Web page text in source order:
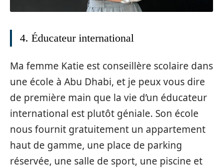
4. Éducateur international
Ma femme Katie est conseillère scolaire dans
une école à Abu Dhabi, et je peux vous dire
de première main que la vie d’un éducateur
international est plutôt géniale. Son école
nous fournit gratuitement un appartement
haut de gamme, une place de parking
réservée, une salle de sport, une piscine et